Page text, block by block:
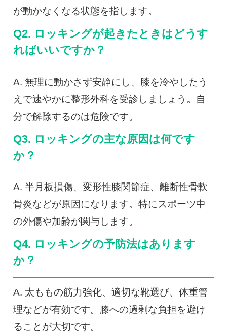
が動かなくなる状態を指します。
Q2. ロッキングが起きたときはどうす
ればいいですか？
A. 無理に動かさず安静にし、膝を冷やしたう
えで速やかに整形外科を受診しましょう。自
分で解除するのは危険です。
Q3. ロッキングの主な原因は何です
か？
A. 半月板損傷、変形性膝関節症、離断性骨軟
骨炎などが原因になります。特にスポーツ中
の外傷や加齢が関与します。
Q4. ロッキングの予防法はあります
か？
A. 太ももの筋力強化、適切な靴選び、体重管
理などが有効です。膝への過剰な負担を避け
ることが大切です。